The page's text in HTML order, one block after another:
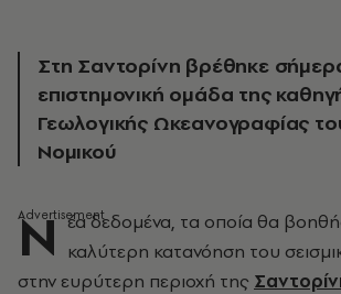
Στη Σαντορίνη βρέθηκε
επιστημονική ομάδα της
Γεωλογικής Ωκεανογραφίας
Νομικού
Ν έα δεδομένα, τα οποία θα
καλύτερη κατανόηση του
στην ευρύτερη περιοχή της